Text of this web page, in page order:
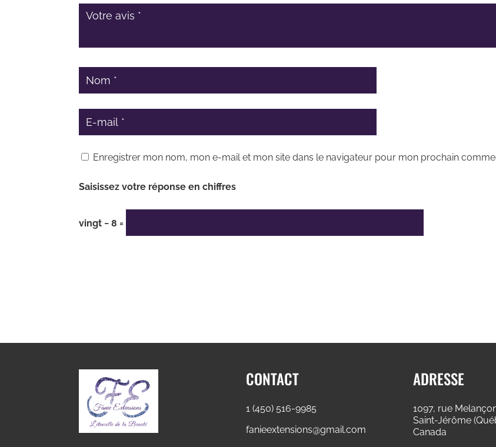
Enregistrer mon nom, mon e-mail et mon site dans le navigateur pour mon prochain
Saisissez votre réponse en chiffres
vingt − 8 =
CONTACT
1 (450) 516-9985
fanieextensions@gmail.com
ADRESSE
1097, rue
Saint-Jérôme
Canada